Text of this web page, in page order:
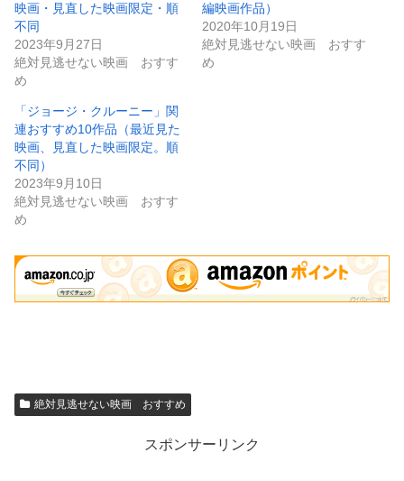
映画・見直した映画限定・順
不同
2023年9月27日
絶対見逃せない映画 おすす
め
編映画作品）
2020年10月19日
絶対見逃せない映画 おすす
め
「ジョージ・クルーニー」関
連おすすめ10作品（最近見た
映画、見直した映画限定。順
不同）
2023年9月10日
絶対見逃せない映画 おすす
め
絶対見逃せない映画 おすすめ
スポンサーリンク